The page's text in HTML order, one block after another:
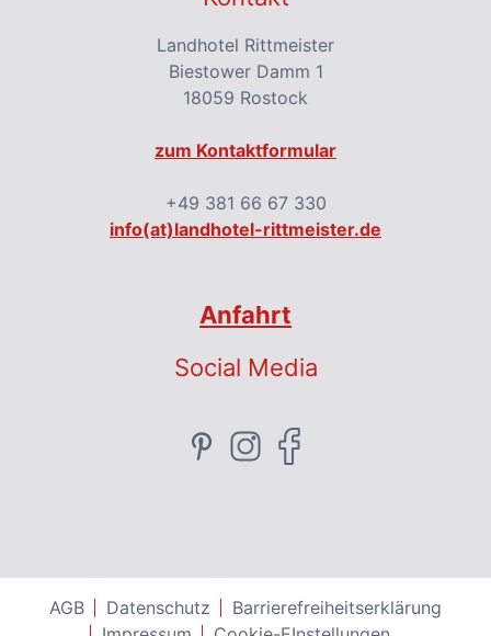
Landhotel Rittmeister
Biestower Damm 1
18059 Rostock
zum Kontaktformular
+49 381 66 67 330
info(at)landhotel-rittmeister.de
Anfahrt
Social Media
AGB Datenschutz
Barrierefreiheitserklärung